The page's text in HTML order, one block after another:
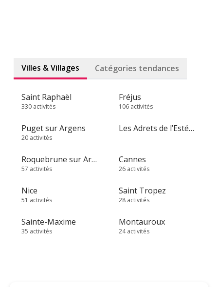
Villes & Villages Catégories tendances
Saint Raphaël
330 activités
Fréjus
106 activités
Puget sur Argens
20 activités
Les Adrets de l’Estérel
Roquebrune sur Argens
57 activités
Cannes
26 activités
Nice
51 activités
Saint Tropez
28 activités
Sainte-Maxime
35 activités
Montauroux
24 activités